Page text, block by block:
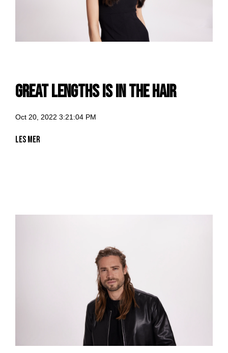
Great Lengths is in the hair
Oct 20, 2022 3:21:04 PM
Les mer